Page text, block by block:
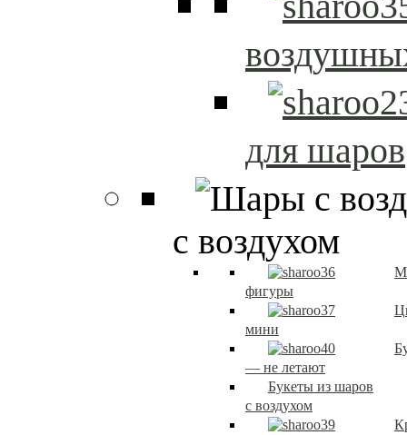
для шаров
с воздухом
фигуры
мини
— не летают
Букеты из шаров
с воздухом